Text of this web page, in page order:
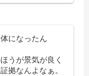
になったん
うが景気が良く
拠なんよなぁ。